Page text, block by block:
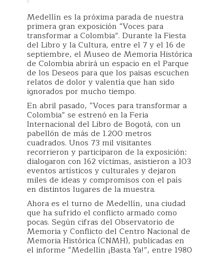
Medellín es la próxima parada de nuestra
primera gran exposición “Voces para
transformar a Colombia”. Durante la Fiesta
del Libro y la Cultura, entre el 7 y el 16 de
septiembre, el Museo de Memoria Histórica
de Colombia abrirá un espacio en el Parque
de los Deseos para que los paisas escuchen
relatos de dolor y valentía que han sido
ignorados por mucho tiempo.
En abril pasado, “Voces para transformar a
Colombia” se estrenó en la Feria
Internacional del Libro de Bogotá, con un
pabellón de más de 1.200 metros
cuadrados. Unos 73 mil visitantes
recorrieron y participaron de la exposición:
dialogaron con 162 víctimas, asistieron a 103
eventos artísticos y culturales y dejaron
miles de ideas y compromisos con el país
en distintos lugares de la muestra.
Ahora es el turno de Medellín, una ciudad
que ha sufrido el conflicto armado como
pocas. Según cifras del Observatorio de
Memoria y Conflicto del Centro Nacional de
Memoria Histórica (CNMH), publicadas en
el informe “Medellín ¡Basta Ya!”, entre 1980